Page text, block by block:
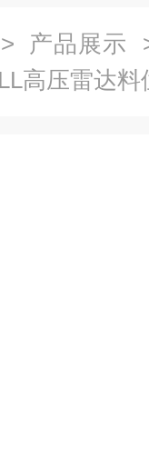
> 产品展示
高压雷达料